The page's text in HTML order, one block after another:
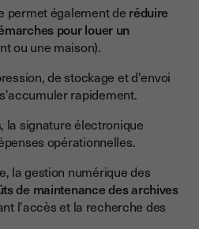
permet également de réduire
pour louer un
ou une maison).
de stockage et d'envoi
rapidement.
la signature électronique
opérationnelles.
la gestion numérique des
de maintenance des archives
l'accès et la recherche des